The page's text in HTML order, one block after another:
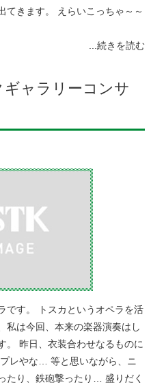
てきます。 えらいこっちゃ～～
...続きを読む
ャラリーコンサ
です。 トスカというオペラを活
私は今回、本来の楽器演奏はし
。 昨日、衣装合わせなるものに
レやな… 等と思いながら、ニ
たり、鉄砲撃ったり… 盛りだく